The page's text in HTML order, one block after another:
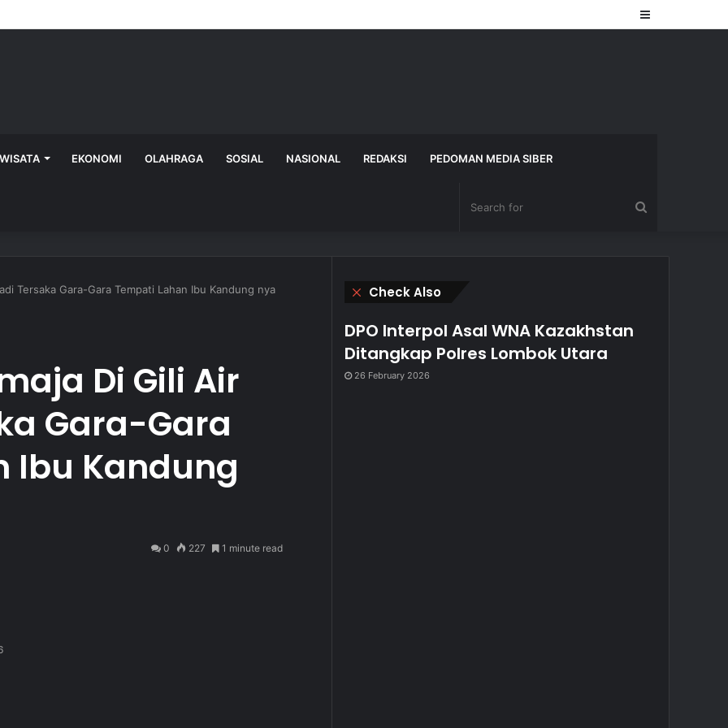
Sidebar
EKONOMI OLAHRAGA SOSIAL NASIONAL REDAKSI PEDOMAN MEDIA SIBER
Tersaka Gara-Gara Tempati Lahan Ibu Kandung nya
Di Gili Air
Gara-Gara
Ibu Kandung
0 227 1 minute read
Check Also
Close
DPO Interpol Asal WNA Kazakhstan
Ditangkap Polres Lombok Utara
26 February 2026